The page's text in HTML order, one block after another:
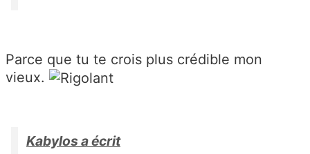
Parce que tu te crois plus crédible mon
vieux.
Kabylos a écrit